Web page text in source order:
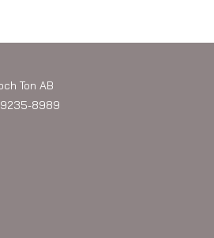
Ton AB
8989